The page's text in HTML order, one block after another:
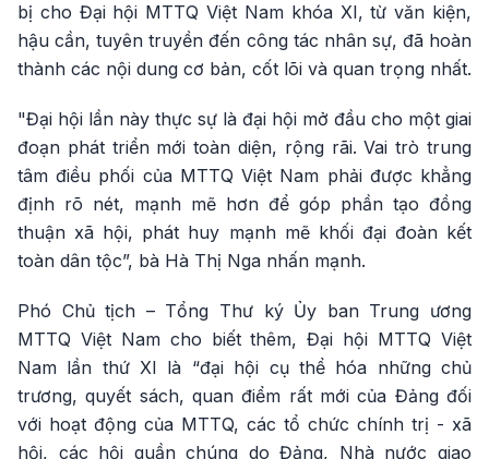
bị cho Đại hội MTTQ Việt Nam khóa XI, từ văn kiện,
hậu cần, tuyên truyền đến công tác nhân sự, đã hoàn
thành các nội dung cơ bản, cốt lõi và quan trọng nhất.
"Đại hội lần này thực sự là đại hội mở đầu cho một giai
đoạn phát triển mới toàn diện, rộng rãi. Vai trò trung
tâm điều phối của MTTQ Việt Nam phải được khẳng
định rõ nét, mạnh mẽ hơn để góp phần tạo đồng
thuận xã hội, phát huy mạnh mẽ khối đại đoàn kết
toàn dân tộc”, bà Hà Thị Nga nhấn mạnh.
Phó Chủ tịch – Tổng Thư ký Ủy ban Trung ương
MTTQ Việt Nam cho biết thêm, Đại hội MTTQ Việt
Nam lần thứ XI là “đại hội cụ thể hóa những chủ
trương, quyết sách, quan điểm rất mới của Đảng đối
với hoạt động của MTTQ, các tổ chức chính trị - xã
hội, các hội quần chúng do Đảng, Nhà nước giao